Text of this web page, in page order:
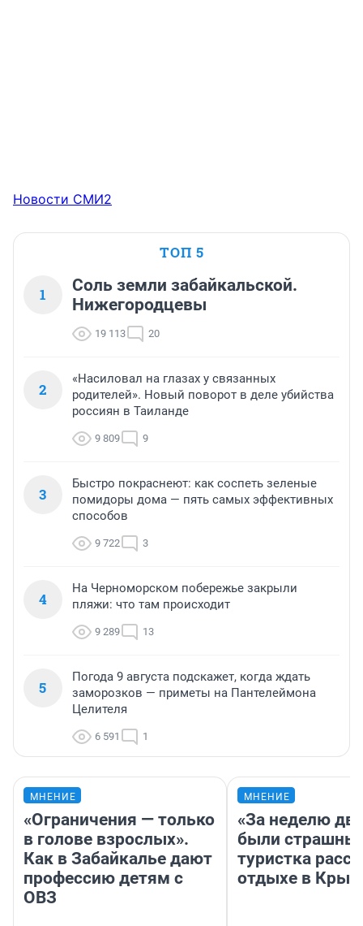
Новости СМИ2
ТОП 5
1
Соль земли забайкальской.
Нижегородцевы
19 113 20
2
«Насиловал на глазах у связанных
родителей». Новый поворот в деле убийства
россиян в Таиланде
9 809 9
3
Быстро покраснеют: как соспеть зеленые
помидоры дома — пять самых эффективных
способов
9 722 3
4
На Черноморском побережье закрыли
пляжи: что там происходит
9 289 13
5
Погода 9 августа подскажет, когда ждать
заморозков — приметы на Пантелеймона
Целителя
6 591 1
МНЕНИЕ
«Ограничения — только
в голове взрослых».
Как в Забайкалье дают
профессию детям с
ОВЗ
МНЕНИЕ
«За неделю
были
туристка
отдыхе в